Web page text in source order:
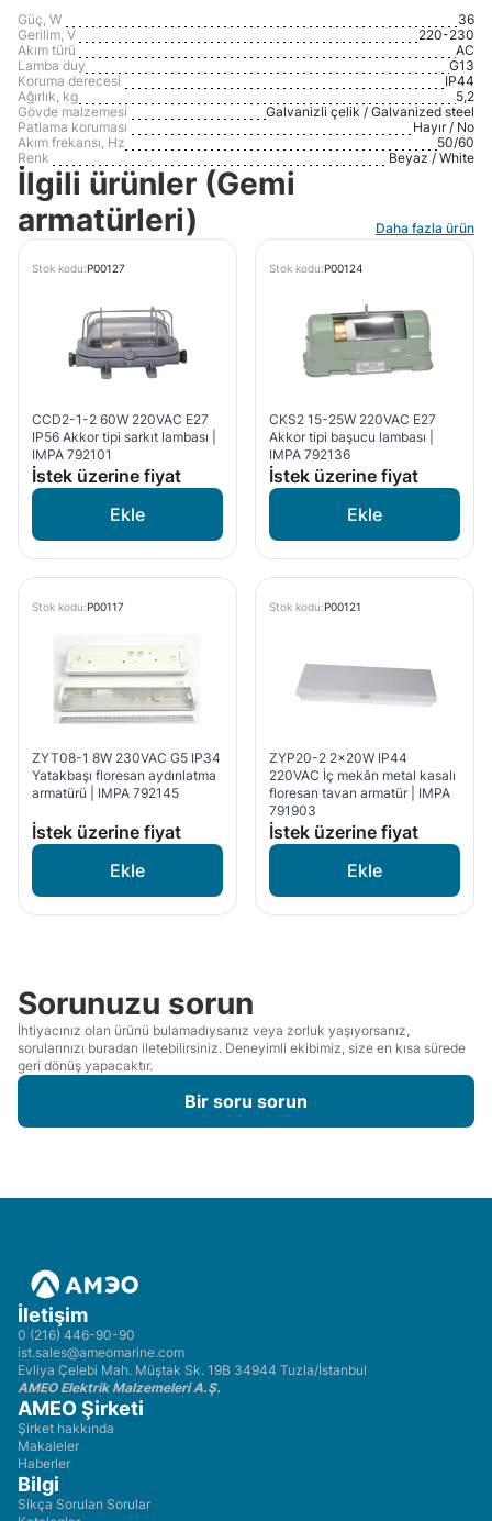
Güç, W
36
Gerilim, V
220-230
Akım türü
AC
Lamba duy
G13
Koruma derecesi
IP44
Ağırlık, kg
5,2
Gövde malzemesi
Galvanizli çelik / Galvanized steel
Patlama koruması
Hayır / No
Akım frekansı, Hz
50/60
Renk
Beyaz / White
İlgili ürünler (Gemi
armatürleri)
Daha fazla ürün
Stok kodu:P00127
CCD2-1-2 60W 220VAC E27
IP56 Akkor tipi sarkıt lambası |
IMPA 792101
İstek üzerine fiyat
Stok kodu:P00124
CKS2 15-25W 220VAC E27
Akkor tipi başucu lambası |
IMPA 792136
İstek üzerine fiyat
Stok kodu:P00117
ZYT08-1 8W 230VAC G5 IP34
Yatakbaşı floresan aydınlatma
armatürü | IMPA 792145
İstek üzerine fiyat
Stok kodu:P00121
ZYP20-2 2x20W IP44
220VAC İç mekân metal kasalı
floresan tavan armatür | IMPA
791903
İstek üzerine fiyat
Sorunuzu sorun
İhtiyacınız olan ürünü bulamadıysanız veya zorluk yaşıyorsanız,
sorularınızı buradan iletebilirsiniz. Deneyimli ekibimiz, size en kısa sürede
geri dönüş yapacaktır.
Bir soru sorun
İletişim
0 (216) 446-90-90
ist.sales@ameomarine.com
Evliya Çelebi Mah. Müştak Sk. 19B 34944 Tuzla/İstanbul
AMEO Elektrik Malzemeleri A.Ş.
AMEO Şirketi
Şirket hakkında
Makaleler
Haberler
Bilgi
Sikça Sorulan Sorular